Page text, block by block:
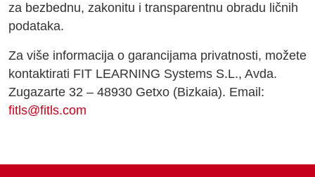
za bezbednu, zakonitu i transparentnu obradu ličnih
podataka.
Za više informacija o garancijama privatnosti, možete
kontaktirati FIT LEARNING Systems S.L., Avda.
Zugazarte 32 – 48930 Getxo (Bizkaia). Email:
fitls@fitls.com